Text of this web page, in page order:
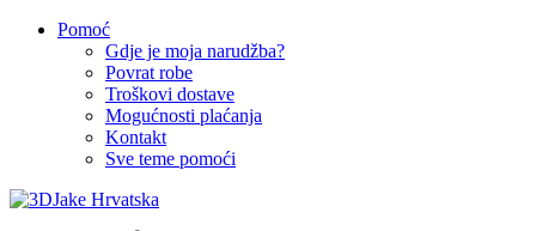
Pomoć
Gdje je moja narudžba?
Povrat robe
Troškovi dostave
Mogućnosti plaćanja
Kontakt
Sve teme pomoći